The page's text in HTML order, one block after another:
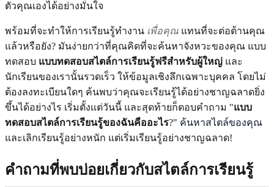
ตัวคุณเองได้อย่างมั่นใจ
พร้อมที่จะทำให้การเรียนรู้ทำงาน เพื่อคุณ แทนที่จะต่อต้านคุณ
แล้วหรือยัง? มันง่ายกว่าที่คุณคิดที่จะค้นหาจังหวะของคุณ แบบ
ทดสอบ แบบทดสอบสไตล์การเรียนรู้ฟรีสำหรับผู้ใหญ่ และ
นักเรียนของเรานั้นรวดเร็ว ให้ข้อมูลเชิงลึกเฉพาะบุคคล โดยไม่
ต้องลงทะเบียนใดๆ ค้นพบว่าคุณจะเรียนรู้ได้อย่างชาญฉลาดยิ่ง
ขึ้นได้อย่างไร เริ่มตั้งแต่วันนี้ และสุดท้ายก็ตอบคำถาม "แบบ
ทดสอบสไตล์การเรียนรู้ของฉันคืออะไร?" ค้นหาสไตล์ของคุณ
และเลิกเรียนรู้อย่างหนัก แต่เริ่มเรียนรู้อย่างชาญฉลาด!
คำถามที่พบบ่อยเกี่ยวกับสไตล์การเรียนรู้